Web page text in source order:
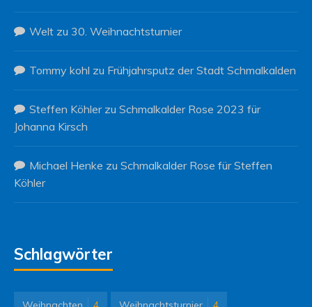
Welt zu 30. Weihnachtsturnier
Tommy kohl zu Frühjahrsputz der Stadt Schmalkalden
Steffen Köhlerzu Schmalkalder Rose 2023 für
Johanna Kirsch
Michael Henke zu Schmalkalder Rose für Steffen
Köhler
Schlagwörter